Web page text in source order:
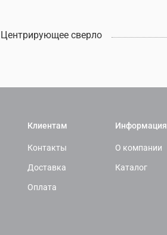
Центрирующее сверло
Клиентам
Контакты
Доставка
Оплата
Информация
О компании
Каталог